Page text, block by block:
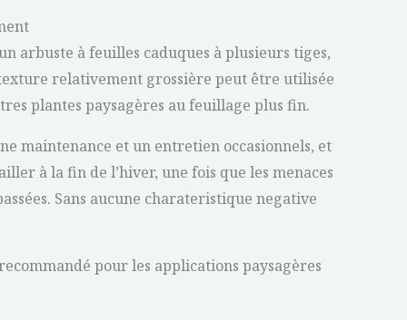
arbuste à feuilles caduques à plusieurs tiges,
relativement grossière peut être utilisée
plantes paysagères au feuillage plus fin.
maintenance et un entretien occasionnels, et
à la fin de l’hiver, une fois que les menaces
Sans aucune charateristique negative
pour les applications paysagères